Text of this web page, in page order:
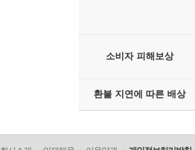
소비자 피해보상
환불 지연에 따른 배상